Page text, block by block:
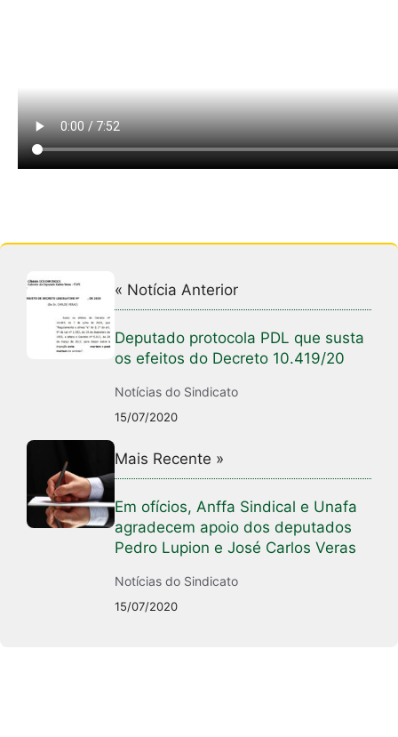
« Notícia Anterior
Deputado protocola PDL que susta
os efeitos do Decreto 10.419/20
Notícias do Sindicato
15/07/2020
Mais Recente »
Em ofícios, Anffa Sindical e Unafa
agradecem apoio dos deputados
Pedro Lupion e José Carlos Veras
Notícias do Sindicato
15/07/2020